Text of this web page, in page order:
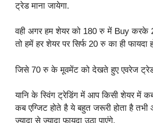
ट्रेड माना जायेगा.
वही अगर हम शेयर को 180 रु में Buy
तो हमें हर शेयर पर सिर्फ 20 रु का ही फायदा
जिसे 70 रु के मूवमेंट को देखते हुए एवरेज ट्रेड
यानि के स्विंग ट्रेडिंग में आप किसी शेयर में
कब एग्जिट होते है ये बहुत जरूरी होता है
ज्यादा से ज्यादा फायदा उठा पाएंगे.